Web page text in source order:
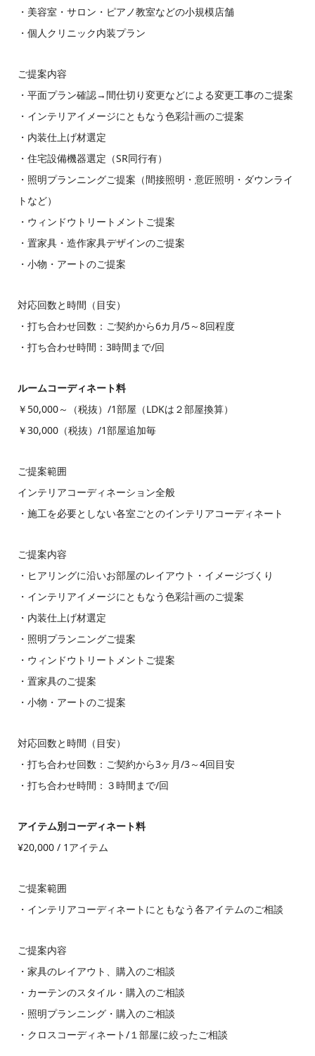
・美容室・サロン・ピアノ教室などの小規模店舗
・個人クリニック内装プラン
ご提案内容
・平面プラン確認→間仕切り変更などによる変更工事のご提案
・インテリアイメージにともなう色彩計画のご提案
・内装仕上げ材選定
・住宅設備機器選定（SR同行有）
・照明プランニングご提案（間接照明・意匠照明・ダウンライ
トなど）
・ウィンドウトリートメントご提案
・置家具・造作家具デザインのご提案
・小物・アートのご提案
対応回数と時間（目安）
・打ち合わせ回数：ご契約から6カ月/5～8回程度
・打ち合わせ時間：3時間まで/回
ルームコーディネート料
￥50,000～（税抜）/1部屋（LDKは２部屋換算）
￥30,000（税抜）/1部屋追加毎
ご提案範囲
インテリアコーディネーション全般
・施工を必要としない各室ごとのインテリアコーディネート
ご提案内容
・ヒアリングに沿いお部屋のレイアウト・イメージづくり
・インテリアイメージにともなう色彩計画のご提案
・内装仕上げ材選定
・照明プランニングご提案
・ウィンドウトリートメントご提案
・置家具のご提案
・小物・アートのご提案
対応回数と時間（目安）
・打ち合わせ回数：ご契約から3ヶ月/3～4回目安
・打ち合わせ時間：３時間まで/回
アイテム別コーディネート料
¥20,000 / 1アイテム
ご提案範囲
・インテリアコーディネートにともなう各アイテムのご相談
ご提案内容
・ 家具のレイアウト、購入のご相談
・カーテンのスタイル・購入のご相談
・照明プランニング・購入のご相談
・クロスコーディネート/１部屋に絞ったご相談